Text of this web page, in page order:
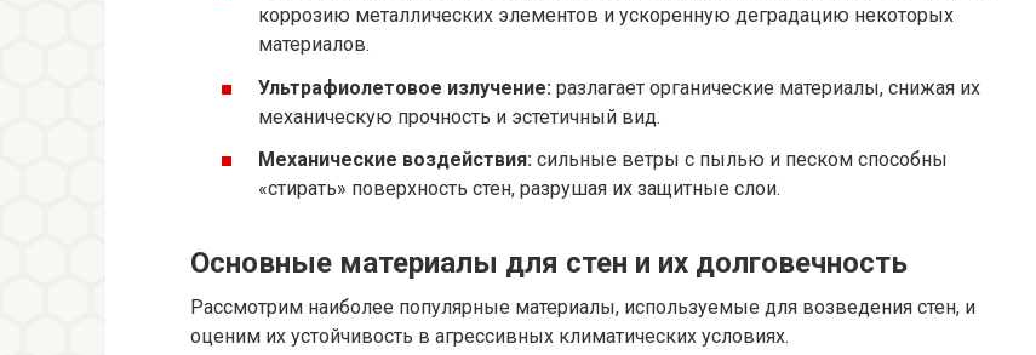
коррозию металлических элементов и ускоренную деградацию некоторых
материалов.
Ультрафиолетовое излучение: разлагает органические материалы, снижая их
механическую прочность и эстетичный вид.
Механические воздействия: сильные ветры с пылью и песком способны
«стирать» поверхность стен, разрушая их защитные слои.
Основные материалы для стен и их долговечность
Рассмотрим наиболее популярные материалы, используемые для возведения стен, и
оценим их устойчивость в агрессивных климатических условиях.